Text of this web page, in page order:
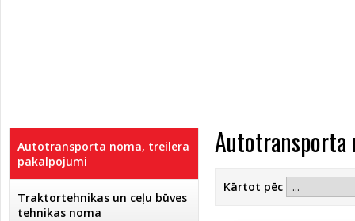
Autotransporta noma, treilera
pakalpojumi
Traktortehnikas un ceļu būves
tehnikas noma
Autotransporta
Kārtot pēc